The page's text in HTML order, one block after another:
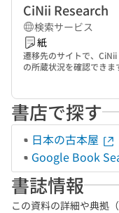
CiNii Research
検索サービス
紙
遷移先のサイトで、
の所蔵状況を確認できま
書店で探す
日本の古本屋
Google Book
書誌情報
この資料の詳細や典拠